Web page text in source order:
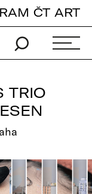
ČT ART
TRIO